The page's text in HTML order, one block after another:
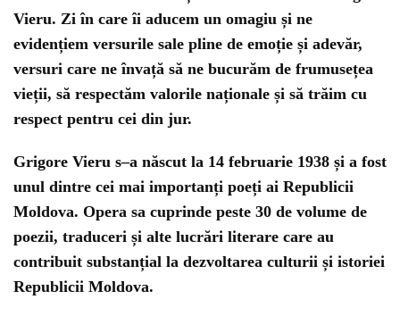
Vieru. Zi în care îi aducem un omagiu și ne
evidențiem versurile sale pline de emoție și adevăr,
versuri care ne învață să ne bucurăm de frumusețea
vieții, să respectăm valorile naționale și să trăim cu
respect pentru cei din jur.
Grigore Vieru s–a născut la 14 februarie 1938 și a fost
unul dintre cei mai importanți poeți ai Republicii
Moldova. Opera sa cuprinde peste 30 de volume de
poezii, traduceri și alte lucrări literare care au
contribuit substanțial la dezvoltarea culturii și istoriei
Republicii Moldova.